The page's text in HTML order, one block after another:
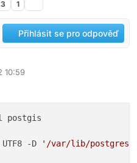
1
Přihlásit se pro odpověď
10:59
postgis
-D
'/var/lib/postgres/